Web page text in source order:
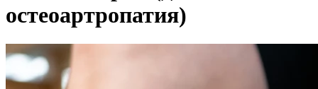
остеоартропатия)